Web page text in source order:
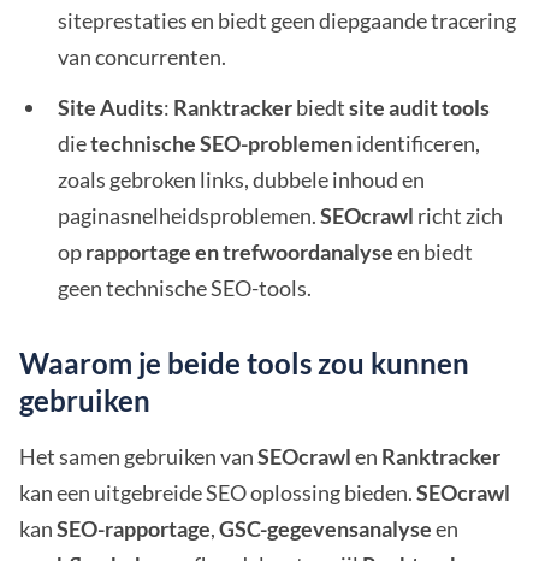
siteprestaties en biedt geen diepgaande tracering
van concurrenten.
Site Audits: Ranktrackerbiedtsite audit tools
dietechnische SEO-problemenidentificeren,
zoals gebroken links, dubbele inhoud en
paginasnelheidsproblemen.SEOcrawl richt zich
oprapportage en trefwoordanalyseen biedt
geen technische SEO-tools.
Waarom je beide tools zou kunnen
gebruiken
Het samen gebruiken vanSEOcrawlen Ranktracker
kan een uitgebreide SEO oplossing bieden.SEOcrawl
kanSEO-rapportage,GSC-gegevensanalyseen